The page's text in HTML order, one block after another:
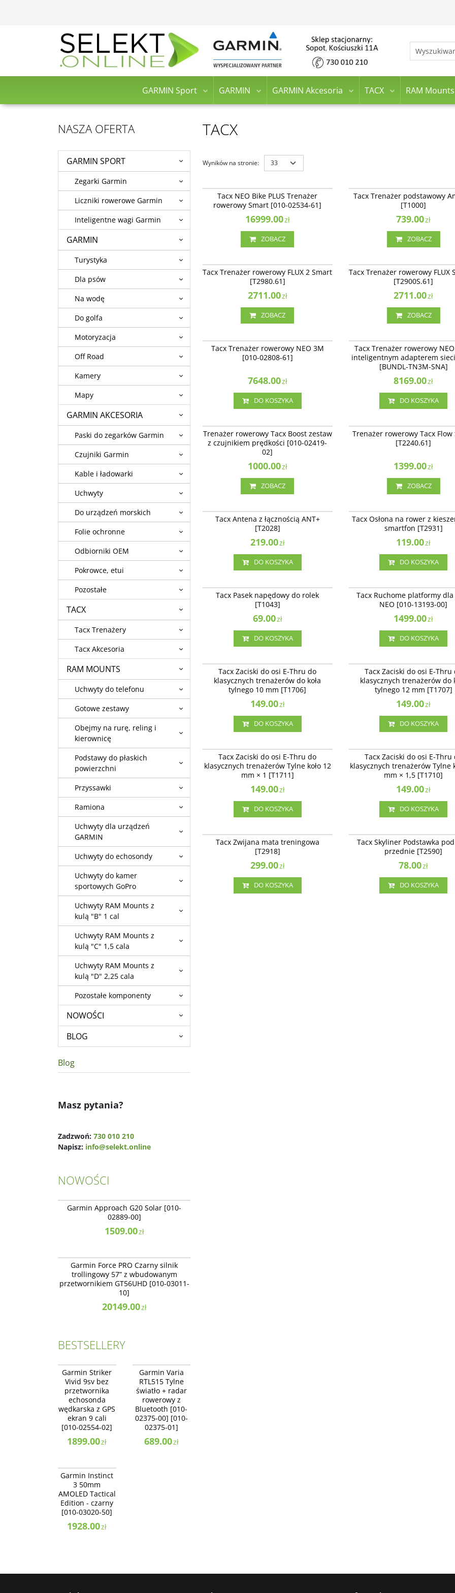
GARMIN Sport GARMIN GARMIN Akcesoria TACX RAM Mounts
TACX
Wyników na stronie:
NOWOŚĆ BESTSELLER
Tacx NEO Bike PLUS Trenażer rowerowy
Smart [010-02534-61]
Dostępność: Produkt sprowadzany na
Tacx NEO Bike PLUS Trenażer
rowerowy Smart [010-02534-61]
16999.00zł
ZOBACZ
Tacx Trenażer podstawowy Antares
Dostępność : Produkt sprowadzany na
Tacx Trenażer podstawowy
[T1000]
739.00zł
ZOBACZ
Tacx Trenażer rowerowy FLUX 2 Smart
[T2980.61]
Produkt sprowadzany na
Tacx Trenażer rowerowy FLUX 2 Smart
[T2980.61]
2711.00zł
ZOBACZ
Tacx Trenażer rowerowy FLUX S Smart
[T2900S.61]
Produkt sprowadzany na
Tacx Trenażer rowerowy FLUX
[T2900S.61]
2711.00zł
ZOBACZ
Tacx Trenażer rowerowy NEO 3M [T2875.61]
Dostępność: Produkt sprowadzany na
Tacx Trenażer rowerowy NEO 3M
[010-02808-61]
7648.00zł
DO KOSZYKA
Tacx Trenażer rowerowy NEO 3M z
inteligentnym adapterem sieciowym
TN3M-SNA]
Dostępność: Produkt sprowadzany na
Tacx Trenażer rowerowy
inteligentnym adapterem
[BUNDL-TN3M-SNA]
8169.00zł
DO KOSZYKA
Trenażer rowerowy Tacx Boost zestaw z
czujnikiem prędkości [010-02419-02]
Dostępność: Zakończono produkcję. Produkt
Trenażer rowerowy Tacx Boost zestaw
z czujnikiem prędkości [010-02419-
02]
1000.00zł
ZOBACZ
Trenażer rowerowy Tacx Flow Smart
[T2240.61]
Produkt sprowadzany na
Trenażer rowerowy Tacx Flow
[T2240.61]
1399.00zł
ZOBACZ
Tacx Antena z łącznością ANT+ [T2028]
Tacx Antena z łącznością ANT+
[T2028]
219.00zł
DO KOSZYKA
Tacx Osłona na rower z kieszenią na
[T2931]
Tacx Osłona na rower z
smartfon [T2931]
119.00zł
DO KOSZYKA
Tacx Pasek napędowy do rolek [T1043]
Tacx Pasek napędowy do rolek
[T1043]
69.00zł
DO KOSZYKA
Tacx Ruchome platformy dla Tacx
13193-00]
Dostępność: Produkt sprowadzany na
Tacx Ruchome platformy dla
NEO [010-13193-00]
1499.00zł
DO KOSZYKA
Tacx Zaciski do osi E-Thru do klasycznych
trenażerów do koła tylnego 10 mm [T1706]
Dostępność: Produkt sprowadzany na
zamówienie
Tacx Zaciski do osi E-Thru do
klasycznych trenażerów do koła
tylnego 10 mm [T1706]
149.00zł
DO KOSZYKA
Tacx Zaciski do osi E-Thru do
trenażerów do koła tylnego 12 mm
Dostępność: Produkt sprowadzany na
zamówienie
Tacx Zaciski do osi E-Thru
klasycznych trenażerów do
tylnego 12 mm [T1707]
149.00zł
DO KOSZYKA
Tacx Zaciski do osi E-Thru do klasycznych
trenażerów Tylne koło 12 mm × 1 [T1711]
Dostępność: Produkt sprowadzany na
Tacx Zaciski do osi E-Thru do
klasycznych trenażerów Tylne koło 12
mm × 1 [T1711]
149.00zł
DO KOSZYKA
Tacx Zaciski do osi E-Thru do
trenażerów Tylne koło 12 mm × 1,5
Tacx Zaciski do osi E-Thru
klasycznych trenażerów Tylne
mm × 1,5 [T1710]
149.00zł
DO KOSZYKA
Tacx Zwijana mata treningowa [T2918]
Tacx Zwijana mata treningowa
[T2918]
299.00zł
DO KOSZYKA
Tacx Skyliner Podstawka pod koło
[T2590]
Tacx Skyliner Podstawka pod
przednie [T2590]
78.00zł
DO KOSZYKA
NASZA OFERTA
GARMIN SPORT
Zegarki Garmin
Liczniki rowerowe Garmin
Inteligentne wagi Garmin
GARMIN
Turystyka
Dla psów
Na wodę
Do golfa
Motoryzacja
Off Road
Kamery
Mapy
GARMIN AKCESORIA
Paski do zegarków Garmin
Czujniki Garmin
Kable i ładowarki
Uchwyty
Do urządzeń morskich
Folie ochronne
Odbiorniki OEM
Pokrowce, etui
Pozostałe
TACX
Tacx Trenażery
Tacx Akcesoria
RAM MOUNTS
Uchwyty do telefonu
Gotowe zestawy
Obejmy na rurę, reling i
kierownicę
Podstawy do płaskich
powierzchni
Przyssawki
Ramiona
Uchwyty dla urządzeń
GARMIN
Uchwyty do echosondy
Uchwyty do kamer
sportowych GoPro
Uchwyty RAM Mounts z
kulą "B" 1 cal
Uchwyty RAM Mounts z
kulą "C" 1,5 cala
Uchwyty RAM Mounts z
kulą "D" 2,25 cala
Pozostałe komponenty
NOWOŚCI
BLOG
Blog
Masz pytania?
Zadzwoń: 730 010 210
Napisz: info@selekt.online
NOWOŚCI
NOWOŚĆ
Garmin Approach G20 Solar [010-
02889-00]
1509.00zł
NOWOŚĆ
Garmin Force PRO Czarny silnik
trollingowy 57” z wbudowanym
przetwornikiem GT56UHD [010-03011-
10]
20149.00zł
BESTSELLERY
BESTSELLER
Garmin Striker
Vivid 9sv bez
przetwornika
echosonda
wędkarska z GPS
ekran 9 cali
[010-02554-02]
1899.00zł
BESTSELLER
NAJLEPSZE
Garmin Varia
RTL515 Tylne
światło + radar
rowerowy z
Bluetooth [010-
02375-00] [010-
02375-01]
689.00zł
NOWOŚĆ
BESTSELLER
NAJLEPSZE
Garmin Instinct
3 50mm
AMOLED Tactical
Edition - czarny
[010-03020-50]
1928.00zł